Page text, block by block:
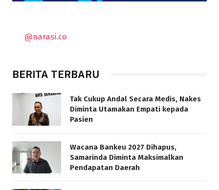
@narasi.co
BERITA TERBARU
Tak Cukup Andal Secara Medis, Nakes
Diminta Utamakan Empati kepada
Pasien
Wacana Bankeu 2027 Dihapus,
Samarinda Diminta Maksimalkan
Pendapatan Daerah